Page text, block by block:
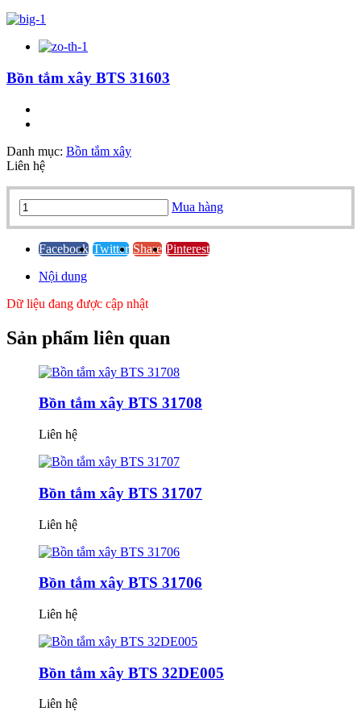
Bồn tắm xây BTS 31603
Danh mục: Bồn tắm xây
Liên hệ
Bồn
tắm
BTS
quantity
Mua hàng
Facebook Twitter Share Pinterest
Nội dung
Dữ liệu đang được cập nhật
Sản phẩm liên quan
Bồn tắm xây BTS 31708
Liên hệ
Bồn tắm xây BTS 31707
Liên hệ
Bồn tắm xây BTS 31706
Liên hệ
Bồn tắm xây BTS 32DE005
Liên hệ